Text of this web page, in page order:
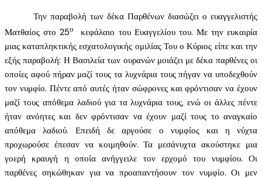
Την παραβολή των δέκα Παρθένων διασώζει ο ευαγγελιστής
Ματθαίος στο 25ο
κεφάλαιο του Ευαγγελίου του. Με την ευκαιρία
μιας καταπληκτικής εσχατολογικής ομιλίας Του ο Κύριος είπε και την
εξής παραβολή: Η Βασιλεία των ουρανών μοιάζει με δέκα παρθένες οι
οποίες αφού πήραν μαζί τους τα λυχνάρια τους πήγαν να υποδεχθούν
τον νυμφίο. Πέντε από αυτές ήταν σώφρονες και φρόντισαν να έχουν
μαζί τους απόθεμα λαδιού για τα λυχνάρια τους, ενώ οι άλλες πέντε
ήταν ανόητες και δεν φρόντισαν να έχουν μαζί τους το αναγκαίο
απόθεμα λαδιού. Επειδή δε αργούσε ο νυμφίος και η νύχτα
προχωρούσε έπεσαν να κοιμηθούν. Τα μεσάνυχτα ακούστηκε μια
γοερή κραυγή η οποία ανήγγειλε τον ερχομό του νυμφίου. Οι
παρθένες σηκώθηκαν για να προαπαντήσουν τον νυμφίο. Οι μεν